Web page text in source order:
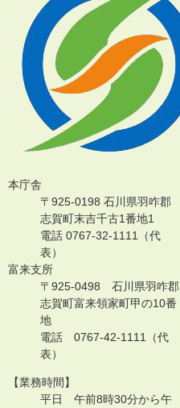
本庁舎
〒925-0198 石川県羽咋郡
志賀町末吉千古1番地1
電話 0767-32-1111（代
表）
富来支所
〒925-0498 石川県羽咋郡
志賀町富来領家町甲の10番
地
電話 0767-42-1111（代
表）
【業務時間】
平日 午前8時30分から午